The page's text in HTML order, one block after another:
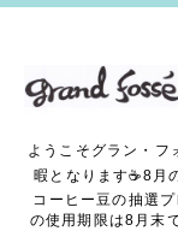
ようこそグラン・フ
暇となります☕8月
コーヒー豆の抽選
の使用期限は8月末